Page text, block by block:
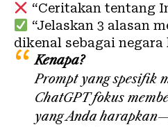
“Ceritakan tentang
“Jelaskan 3 alasan
dikenal sebagai negara
Kenapa?
Prompt yang spesifik
ChatGPT fokus
yang Anda